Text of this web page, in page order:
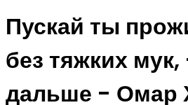
Пускай ты
без тяжких
дальше - Омар